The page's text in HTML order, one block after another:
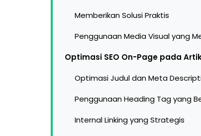
Memberikan Solusi Praktis
Penggunaan Media Visual yang
Optimasi SEO On-Page pada
Optimasi Judul dan Meta
Penggunaan Heading Tag yang
Internal Linking yang Strategis